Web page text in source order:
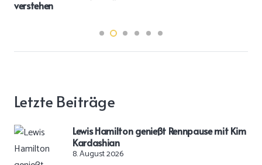
Letzte Beiträge
Lewis Hamilton genießt Rennpause mit Kim
Kardashian
8. August 2026